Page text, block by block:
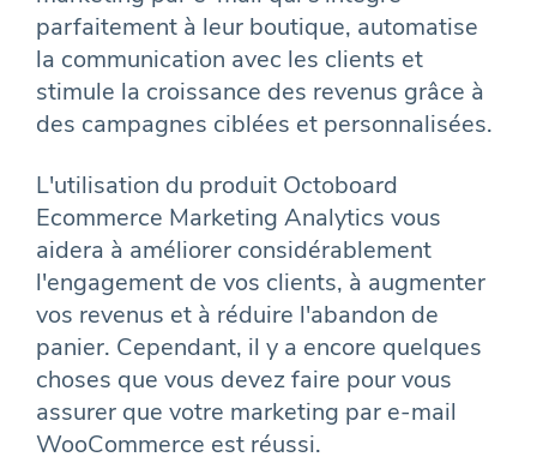
parfaitement à leur boutique, automatise
la communication avec les clients et
stimule la croissance des revenus grâce à
des campagnes ciblées et personnalisées.
L'utilisation du produit Octoboard
Ecommerce Marketing Analytics vous
aidera à améliorer considérablement
l'engagement de vos clients, à augmenter
vos revenus et à réduire l'abandon de
panier. Cependant, il y a encore quelques
choses que vous devez faire pour vous
assurer que votre marketing par e-mail
WooCommerce est réussi.